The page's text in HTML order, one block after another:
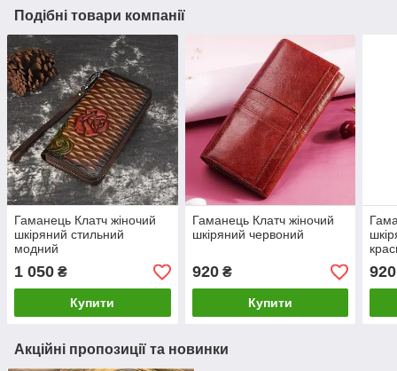
Подібні товари компанії
Гаманець Клатч жіночий
шкіряний стильний
модний
1 050 ₴
Купити
Гаманець Клатч жіночий
шкіряний червоний
920₴
Купити
920
Акційні пропозиції та новинки